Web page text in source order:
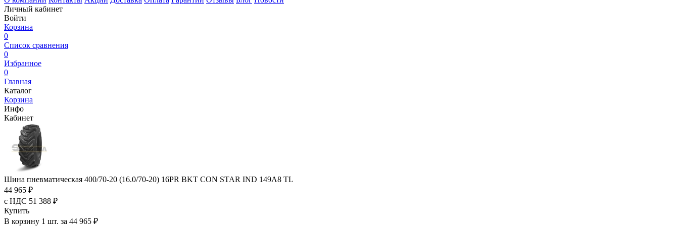
Личный кабинет
Войти
Корзина
0
Список сравнения
0
Избранное
0
Главная
Каталог
Корзина
Инфо
Кабинет
Шина пневматическая 400/70-20 (16.0/70-20) 16PR BKT CON STAR IND 149A8 TL
44 965 ₽
с НДС 51 388 ₽
Купить
В корзину 1 шт. за 44 965 ₽